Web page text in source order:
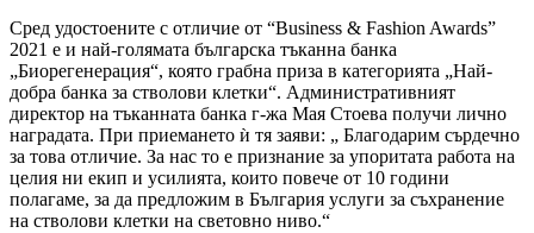
Сред удостоените с отличие от “Business & Fashion Awards”
2021 е и най-голямата българска тъканна банка
„Биорегенерация“, която грабна приза в категорията „Най-
добра банка за стволови клетки“. Административният
директор на тъканната банка г-жа Мая Стоева получи лично
наградата. При приемането ѝ тя заяви: „ Благодарим сърдечно
за това отличие. За нас то е признание за упоритата работа на
целия ни екип и усилията, които повече от 10 години
полагаме, за да предложим в България услуги за съхранение
на стволови клетки на световно ниво.“